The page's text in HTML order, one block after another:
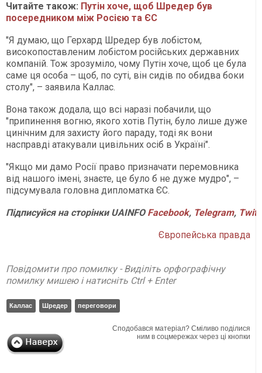
Читайте також: Путін хоче, щоб Шредер був
посередником між Росією та ЄС
"Я думаю, що Герхард Шредер був лобістом,
високопоставленим лобістом російських державних
компаній. Тож зрозуміло, чому Путін хоче, щоб це була
саме ця особа – щоб, по суті, він сидів по обидва боки
столу", – заявила Каллас.
Вона також додала, що всі наразі побачили, що
"припинення вогню, якого хотів Путін, було лише дуже
цинічним для захисту його параду, тоді як вони
насправді атакували цивільних осіб в Україні".
"Якщо ми дамо Росії право призначати перемовника
від нашого імені, знаєте, це було б не дуже мудро", –
підсумувала головна дипломатка ЄС.
ПідписуйсянасторінкиUAINFO Facebook, Telegram,
Європейська правда
Повідомити про помилку - Виділіть орфографічну
помилку мишею і натисніть Ctrl + Enter
Каллас Шредер переговори
Сподобався матеріал? Сміливо поділися
ним в соцмережах через ці кнопки